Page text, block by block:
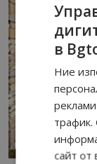
в
Ние
сайт от